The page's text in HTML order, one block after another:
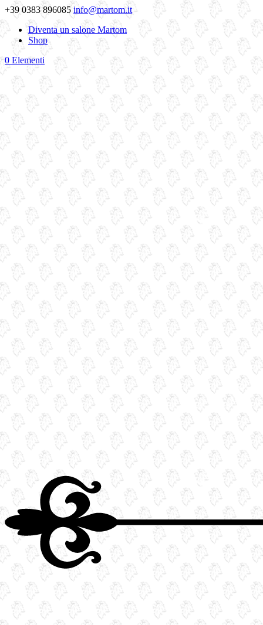
+39 0383 896085 info@martom.it
Diventa un salone Martom
Shop
0 Elementi